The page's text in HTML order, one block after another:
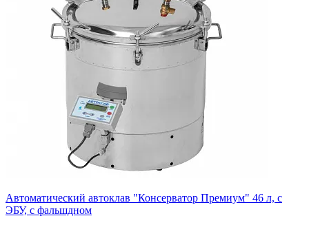
Автоматический автоклав "Консерватор Премиум" 46 л, с
ЭБУ, с фальшдном